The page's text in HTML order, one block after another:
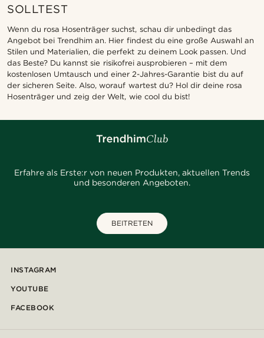
SOLLTEST
Wenn du rosa Hosenträger suchst, schau dir unbedingt das
Angebot bei Trendhim an. Hier findest du eine große Auswahl an
Stilen und Materialien, die perfekt zu deinem Look passen. Und
das Beste? Du kannst sie risikofrei ausprobieren – mit dem
kostenlosen Umtausch und einer 2-Jahres-Garantie bist du auf
der sicheren Seite. Also, worauf wartest du? Hol dir deine rosa
Hosenträger und zeig der Welt, wie cool du bist!
Erfahre als Erste:r von neuen Produkten, aktuellen Trends
und besonderen Angeboten.
BEITRETEN
INSTAGRAM
YOUTUBE
FACEBOOK